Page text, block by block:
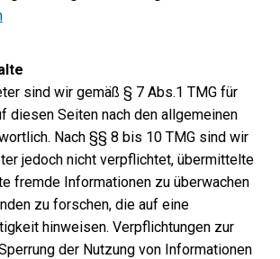
sind wir gemäß § 7 Abs.1 TMG für
diesen Seiten nach den allgemeinen
Nach §§ 8 bis 10 TMG sind wir
jedoch nicht verpflichtet, übermittelte
fremde Informationen zu überwachen
zu forschen, die auf eine
hinweisen. Verpflichtungen zur
der Nutzung von Informationen